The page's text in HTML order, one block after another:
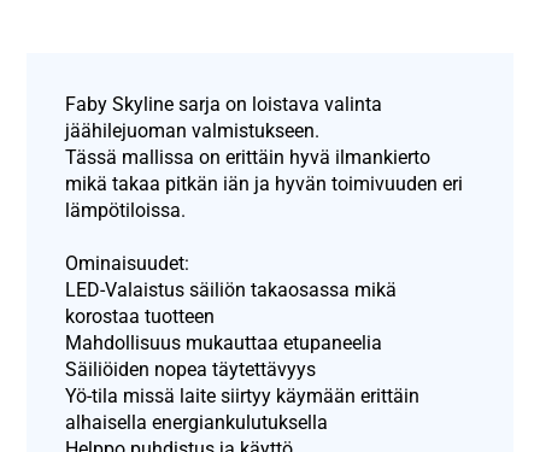
Faby Skyline sarja on loistava valinta
jäähilejuoman valmistukseen.
Tässä mallissa on erittäin hyvä ilmankierto
mikä takaa pitkän iän ja hyvän toimivuuden eri
lämpötiloissa.
Ominaisuudet:
LED-Valaistus säiliön takaosassa mikä
korostaa tuotteen
Mahdollisuus mukauttaa etupaneelia
Säiliöiden nopea täytettävyys
Yö-tila missä laite siirtyy käymään erittäin
alhaisella energiankulutuksella